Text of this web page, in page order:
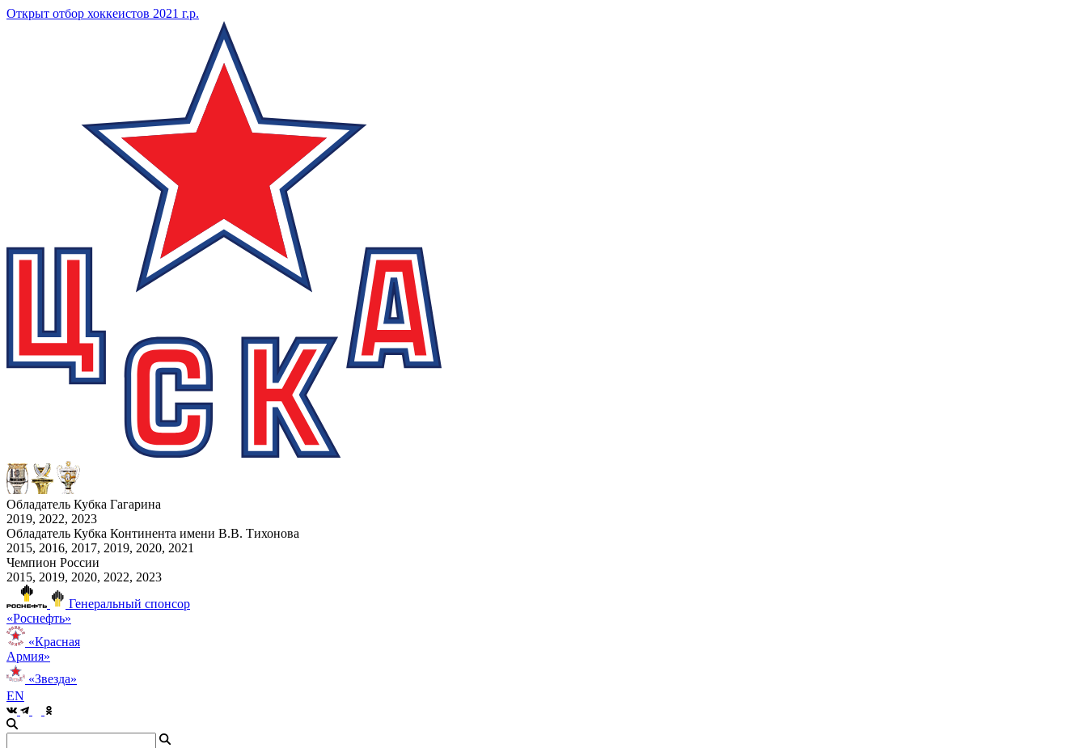
Открыт отбор хоккеистов 2021 г.р.
Обладатель Кубка Гагарина
2019, 2022, 2023
Обладатель Кубка Континента имени В.В. Тихонова
2015, 2016, 2017, 2019, 2020, 2021
Чемпион России
2015, 2019, 2020, 2022, 2023
Генеральный спонсор
«Роснефть»
«Красная
Армия»
«Звезда»
EN